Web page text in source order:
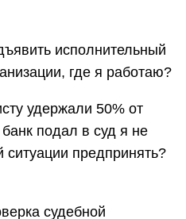
исполнительный
где я работаю?
удержали 50% от
подал в суд я не
предпринять?
судебной